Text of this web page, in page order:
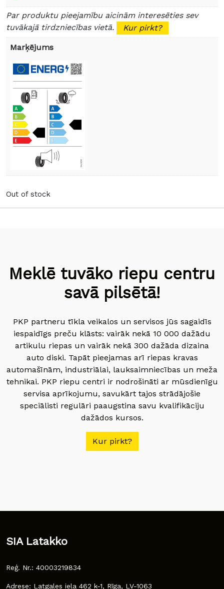
Par produktu pieejamību aicinām interesēties sev
tuvākajā tirdzniecības vietā.
Kur pirkt?
Marķējums
Out of stock
Meklē tuvāko riepu centru
savā pilsētā!
PKP partneru tīkla veikalos un servisos jūs sagaidīs
iespaidīgs preču klāsts: vairāk nekā 10 000 dažādu
artikulu riepas un vairāk nekā 300 dažāda dizaina
auto diski. Tapāt pieejamas arī riepas kravas
automašīnām, industriālai, lauksaimniecības un meža
tehnikai. PKP riepu centri ir nodrošināti ar mūsdienīgu
servisa aprīkojumu, savukārt tajos strādājošie
speciālisti regulāri paaugstina savu kvalifikāciju
dažādos kursos.
Kur pirkt?
SIA Latakko
Reģ. Nr.: 40003219834
Adrese: Latgales iela 462 k-1, Rīga, LV-1063